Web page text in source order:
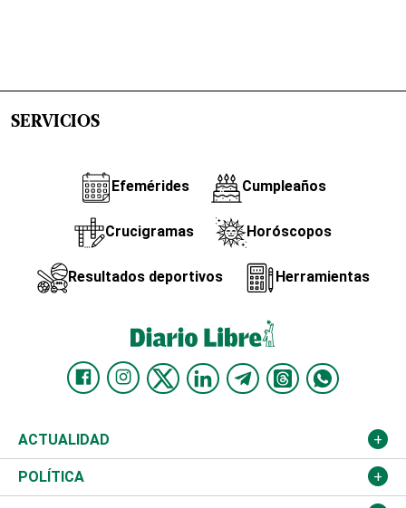
SERVICIOS
Efemérides Cumpleaños
Crucigramas Horóscopos
Resultados deportivos Herramientas
ACTUALIDAD
Nacional
POLÍTICA